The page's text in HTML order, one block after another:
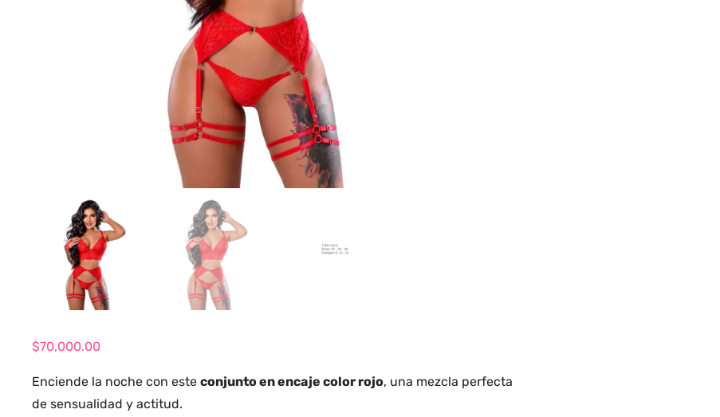
$70,000.00
Enciende la noche con este conjunto en encaje color rojo, una mezcla perfecta
de sensualidad y actitud.